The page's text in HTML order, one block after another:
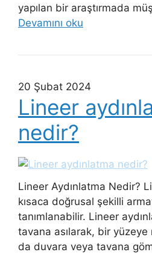
yapılan bir araştırmada
Devamını oku
20 Şubat 2024
Lineer
nedir?
Lineer Aydınlatma Nedir?
kısaca doğrusal şekilli
tanımlanabilir. Lineer
tavana asılarak, bir
da duvara veya tavana